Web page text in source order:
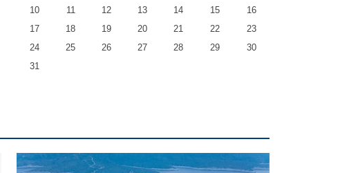
10
11 12 13 14 15
16
17
18 19 20 21 22
23
24
25 26 27 28 29
30
31